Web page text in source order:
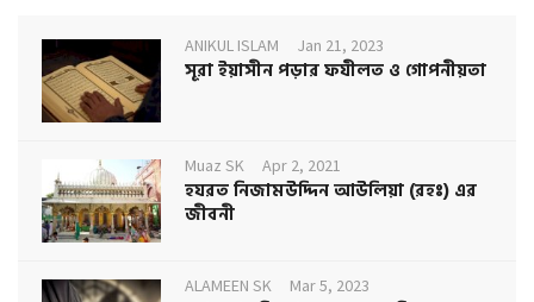
ANIKUL ISLAM Jan 21, 2023
সূরা ইয়াসীন পড়ার ফযীলত ও গোপনীয়তা
Muaz SK Apr 2, 2021
হযরত নিজামউদ্দিন আউলিয়া (রহঃ) এর
জীবনী
ALAMEEN SK Mar 5, 2023